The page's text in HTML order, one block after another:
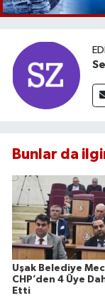
Bunlar da
Uşak Belediye
CHP’den 4 Üye
Etti